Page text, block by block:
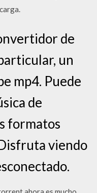
de
un
mp4. Puede
de
formatos
viendo